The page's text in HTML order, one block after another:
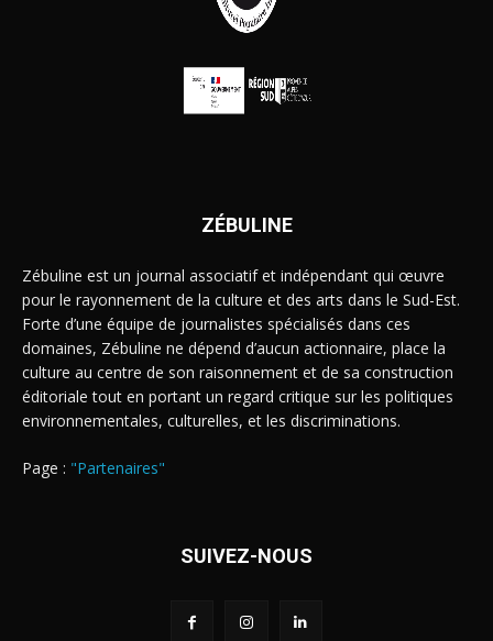
ZÉBULINE
Zébuline est un journal associatif et indépendant qui œuvre
pour le rayonnement de la culture et des arts dans le Sud-Est.
Forte d’une équipe de journalistes spécialisés dans ces
domaines, Zébuline ne dépend d’aucun actionnaire, place la
culture au centre de son raisonnement et de sa construction
éditoriale tout en portant un regard critique sur les politiques
environnementales, culturelles, et les discriminations.
Page : "Partenaires"
SUIVEZ-NOUS